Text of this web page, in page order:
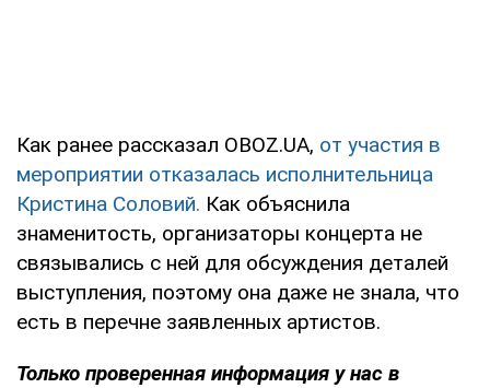
Как ранее рассказал OBOZ.UA, от участия в
мероприятии отказалась исполнительница
Кристина Соловий. Как объяснила
знаменитость, организаторы концерта не
связывались с ней для обсуждения деталей
выступления, поэтому она даже не знала, что
есть в перечне заявленных артистов.
Только проверенная информация у нас в